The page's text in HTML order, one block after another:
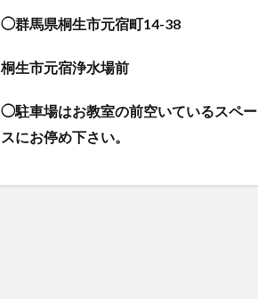
◯群馬県桐生市元宿町14-38
桐生市元宿浄水場前
◯駐車場はお教室の前空いているスペー
スにお停め下さい。